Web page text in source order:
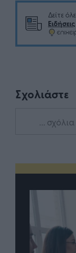
Δείτε
Ειδήσεις
Σχολιάστε
... σχόλια